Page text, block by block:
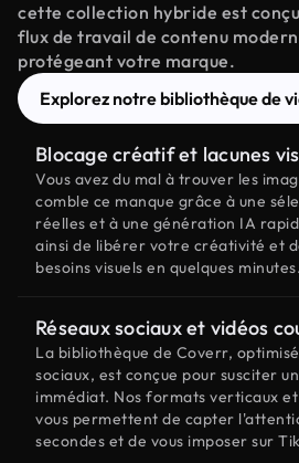
cette collection hybride est
flux de travail de contenu
protégeant votre marque.
Explorez notre bibliothèque de
Blocage créatif et lacunes
Vous avez du mal à trouver les
comble ce manque grâce à une
réelles et à une génération IA
ainsi de libérer votre créativité et
besoins visuels en quelques minutes.
Réseaux sociaux et vidéos
La bibliothèque de Coverr,
sociaux, est conçue pour susciter
immédiat. Nos formats verticaux
vous permettent de capter
secondes et de vous imposer sur